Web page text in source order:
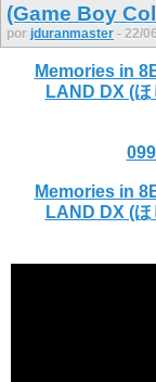
(Game Boy
por jduranmaster - 22/
Memories in
LAND DX (
Memories in
LAND DX (